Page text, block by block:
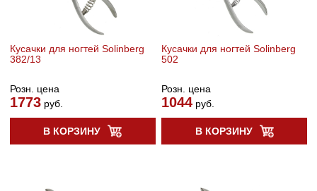
Кусачки для ногтей Solinberg
382/13
Розн. цена
1773руб.
В КОРЗИНУ
Кусачки для ногтей Solinberg
502
Розн. цена
1044 руб.
В КОРЗИНУ